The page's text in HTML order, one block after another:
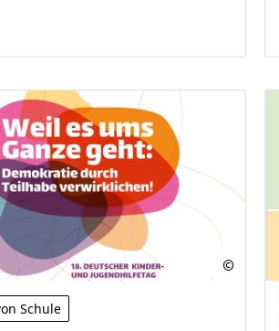
Schule